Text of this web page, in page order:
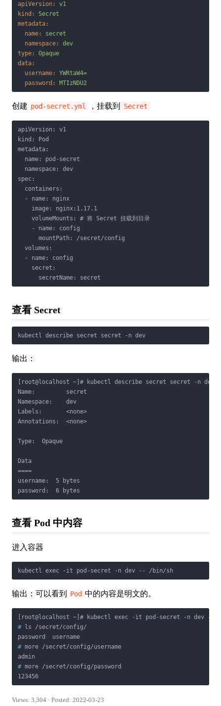
apiVersion:
v1
kind:
Secret
metadata:
name:
secret
namespace:
dev
type:
Opaque
data:
username:
YWRtaW4=
password:
MTIzNDU2
创建 pod-secret.yml ，挂载到 Secret
apiVersion: v1
kind: Pod
metadata:
  name: pod-secret
  namespace: dev
spec:
  containers:
  - name: nginx
    image: nginx:1.17.1
    volumeMounts: # 将 Secret 挂载到目录
    - name: config
      mountPath: /secret/config
  volumes:
  - name: config
    secret:
      secretName: secret
查看 Secret
kubectl describe secret secret -n dev
输出：
[root@localhost ~]# kubectl describe secret secret -n dev
Name:         secret
Namespace:    dev
Labels:       <none>
Annotations:  <none>
Type:  Opaque
Data
====
username:  5 bytes
password:  6 bytes
查看 Pod 中内容
进入容器
kubectl exec -it pod-secret -n dev -- /bin/sh
输出：可以看到 Pod 中的内容是明文的。
# ls /secret/config/
# more /secret/config/username
# more /secret/config/password
123456
Views: 3,304 · Posted: 2022-03-23